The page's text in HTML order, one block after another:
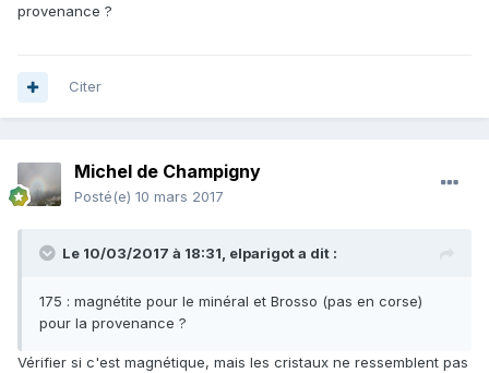
provenance ?
Citer
Michel de Champigny
Posté(e) 10 mars 2017
Le 10/03/2017 à 18:31, elparigota dit :
175 : magnétite pour le minéral et Brosso (pas en corse)
pour la provenance ?
Vérifier si c'est magnétique, mais les cristaux ne ressemblent pas